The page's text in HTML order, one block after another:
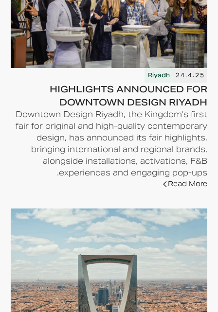
24.4.25
Riyadh
HIGHLIGHTS ANNOUNCED FOR
DOWNTOWN DESIGN RIYADH
Downtown Design Riyadh, the Kingdom’s first
fair for original and high-quality contemporary
design, has announced its fair highlights,
bringing international and regional brands,
alongside installations, activations, F&B
experiences and engaging pop-ups.
Read More